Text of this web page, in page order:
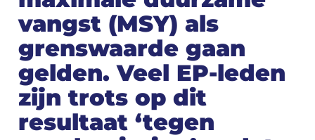
vangst (MSY) als
grenswaarde gaan
gelden. Veel EP-leden
zijn trots op dit
resultaat ‘tegen